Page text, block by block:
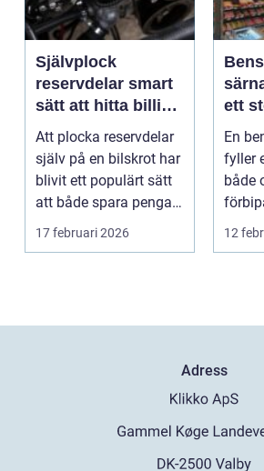
Självplock
reservdelar smart
sätt att hitta billiga
bildelar
Att plocka reservdelar
själv på en bilskrot har
blivit ett populärt sätt
att både spara pengar
och g...
17 februari 2026
särna mer än
ett
tanka
En
fyller
både
12
Adress